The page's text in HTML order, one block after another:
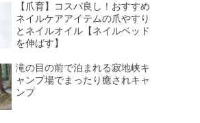
【爪育】コスパ良し！おすすめ
ネイルケアアイテムの爪やすり
とネイルオイル【ネイルベッド
を伸ばす】
滝の目の前で泊まれる寂地峡キ
ャンプ場でまったり癒されキャ
ンプ